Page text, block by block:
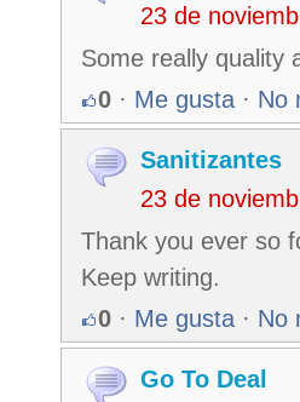
23 de
Some really quality
0 · Me gusta · No
Sanitizantes
23 de
Thank you ever so
Keep writing.
0 · Me gusta · No
Go To Deal